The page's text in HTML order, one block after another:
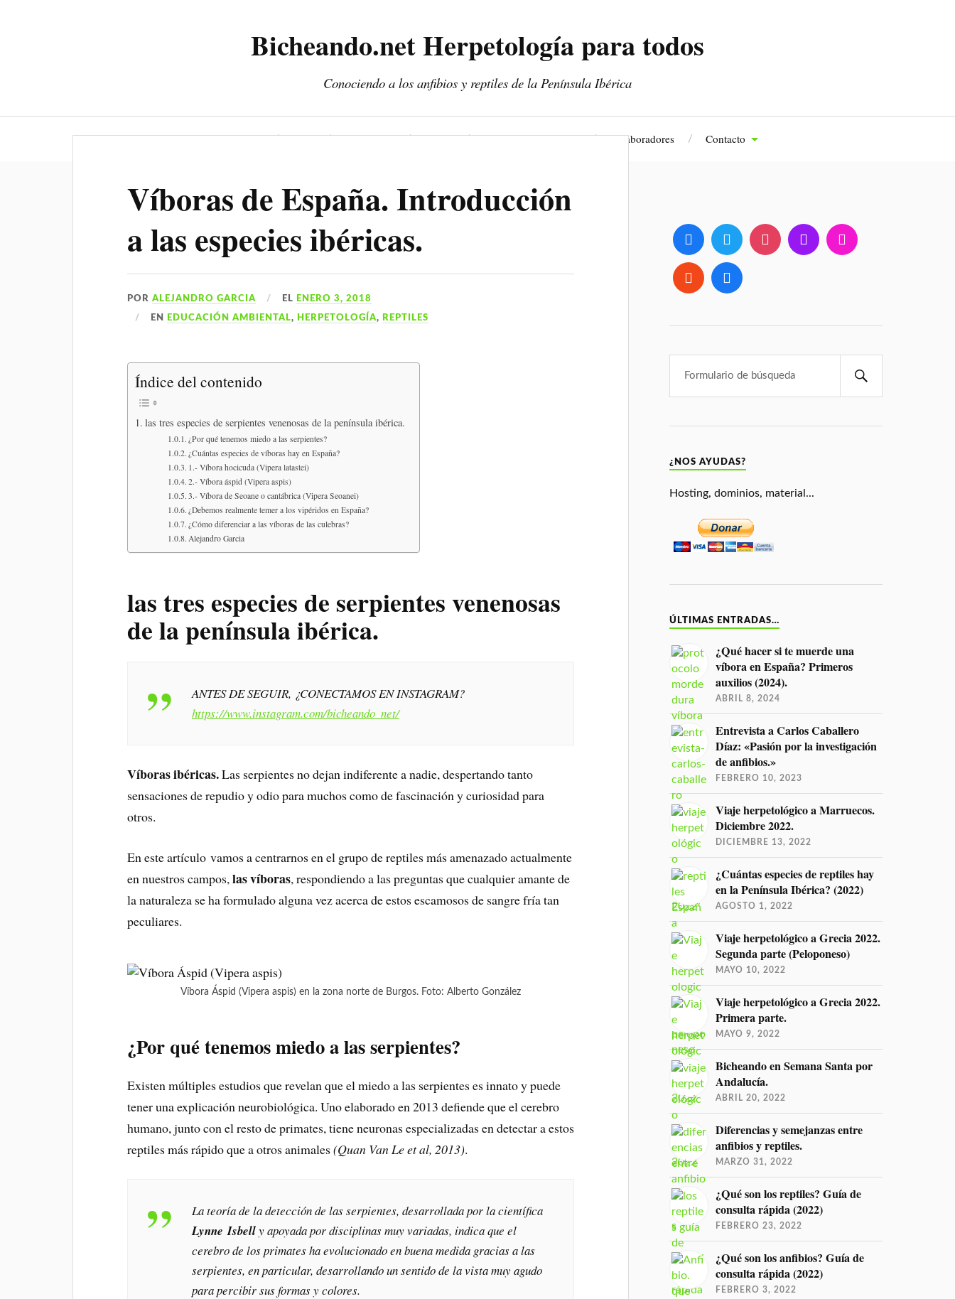
Bicheando.net Herpetología para todos
Conociendo a los anfibios y reptiles de la Península Ibérica
Bicheando.net Blog Entrevistas Viajes Fotografía y vídeo Colaboradores Contacto
Víboras de España. Introducción
a las especies ibéricas.
PORALEJANDRO GARCIA EL ENERO 3, 2018
EN EDUCACIÓN AMBIENTAL, HERPETOLOGÍA, REPTILES
Índice del contenido
las tres especies de serpientes venenosas de la península ibérica.
¿Por qué tenemos miedo a las serpientes?
¿Cuántas especies de víboras hay en España?
1.- Víbora hocicuda (Vipera latastei)
2.- Víbora áspid (Vipera aspis)
3.- Víbora de Seoane o cantábrica (Vipera Seoanei)
¿Debemos realmente temer a los vipéridos en España?
¿Cómo diferenciar a las víboras de las culebras?
Alejandro Garcia
las tres especies de serpientes venenosas
de la península ibérica.
ANTES DE SEGUIR, ¿CONECTAMOS EN INSTAGRAM?
https://www.instagram.com/bicheando_net/
Víboras ibéricas.Las serpientes no dejan indiferente a nadie, despertando tanto
sensaciones de repudio y odio para muchos como de fascinación y curiosidad para
otros.
En este artículo vamos a centrarnos en el grupo de reptiles más amenazado actualmente
en nuestros campos,las víboras, respondiendo a las preguntas que cualquier amante de
la naturaleza se ha formulado alguna vez acerca de estos escamosos de sangre fría tan
peculiares.
Víbora Áspid (Vipera aspis) en la zona norte de Burgos. Foto: Alberto González
¿Por qué tenemos miedo a las serpientes?
Existen múltiples estudios que revelan que el miedo a las serpientes es innato y puede
tener una explicación neurobiológica. Uno elaborado en 2013 defiende que el cerebro
humano, junto con el resto de primates, tiene neuronas especializadas en detectar a estos
reptiles más rápido que a otros animales(Quan Van Le et al, 2013).
La teoría de la detección de las serpientes, desarrollada por la científica
Lynne Isbelly apoyada por disciplinas muy variadas, indica que el
cerebro de los primates ha evolucionado en buena medida gracias a las
serpientes, en particular, desarrollando un sentido de la vista muy agudo
para percibir sus formas y colores.
¿NOS AYUDAS?
Hosting, dominios, material...
ÚLTIMAS ENTRADAS…
¿Qué hacer si te muerde una
víbora en España? Primeros
auxilios (2024).
ABRIL 8, 2024
Entrevista a Carlos Caballero
Díaz: «Pasión por la investigación
de anfibios.»
FEBRERO 10, 2023
Viaje herpetológico a Marruecos.
Diciembre 2022.
DICIEMBRE 13, 2022
¿Cuántas especies de reptiles hay
en la Península Ibérica? (2022)
AGOSTO 1, 2022
Viaje herpetológico a Grecia 2022.
Segunda parte (Peloponeso)
MAYO 10, 2022
Viaje herpetológico a Grecia 2022.
Primera parte.
MAYO 9, 2022
Bicheando en Semana Santa por
Andalucía.
ABRIL 20, 2022
Diferencias y semejanzas entre
anfibios y reptiles.
MARZO 31, 2022
¿Qué son los reptiles? Guía de
consulta rápida (2022)
FEBRERO 23, 2022
¿Qué son los anfibios? Guía de
consulta rápida (2022)
FEBRERO 3, 2022